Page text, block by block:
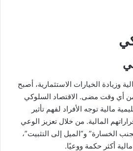
وزيادة الخيارات الاستثمارية، أصبح
من أي وقت مضى. الاقتصاد السلوكي
مالية توجه الأفراد لفهم تأثير
المالية. من خلال تعزيز الوعي
الخسارة” و”الميل إلى التثبيت”،
أكثر حكمة ووعيًا.